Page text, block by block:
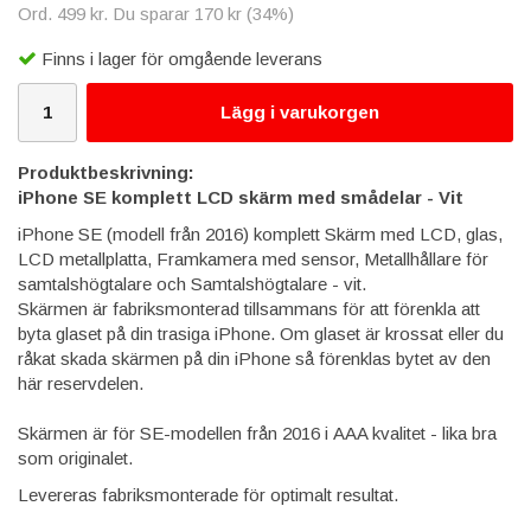
Ord. 499 kr. Du sparar 170 kr (34%)
Finns i lager för omgående leverans
Lägg i varukorgen
Produktbeskrivning:
iPhone SE komplett LCD skärm med smådelar - Vit
iPhone SE (modell från 2016) komplett Skärm med LCD, glas,
LCD metallplatta, Framkamera med sensor, Metallhållare för
samtalshögtalare och Samtalshögtalare - vit.
Skärmen är fabriksmonterad tillsammans för att förenkla att
byta glaset på din trasiga iPhone. Om glaset är krossat eller du
råkat skada skärmen på din iPhone så förenklas bytet av den
här reservdelen.
Skärmen är för SE-modellen från 2016 i AAA kvalitet - lika bra
som originalet.
Levereras fabriksmonterade för optimalt resultat.